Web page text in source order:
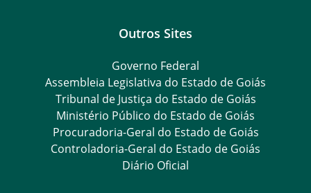
Outros Sites
Governo Federal
Assembleia Legislativa do Estado de Goiás
Tribunal de Justiça do Estado de Goiás
Ministério Público do Estado de Goiás
Procuradoria-Geral do Estado de Goiás
Controladoria-Geral do Estado de Goiás
Diário Oficial